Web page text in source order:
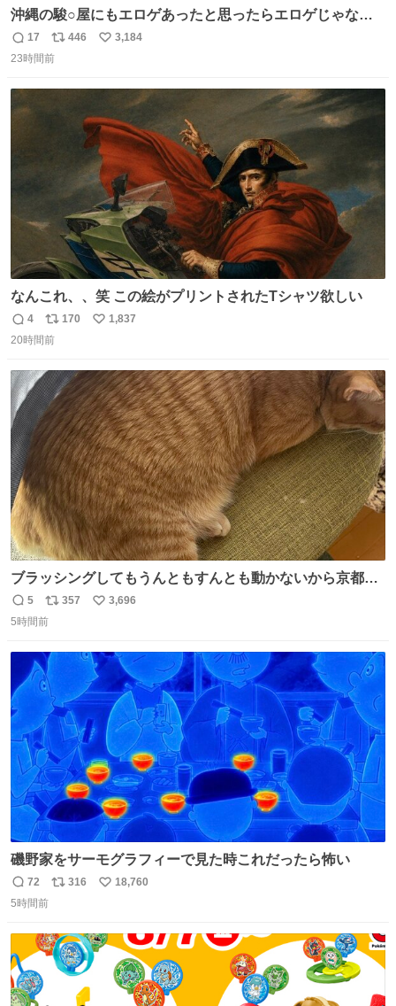
沖縄の駿○屋にもエロゲあったと思ったらエロゲじゃなか
った
返
信
17
リ
ポ
446
い
3,184
23時間前
なんこれ、、笑 この絵がプリントされたTシャツ欲しい
返
信
4
リ
ポ
ト
数
170
い
数
1,837
20時間前
ブラッシングしてもうんともすんとも動かないから京都の
寺にある庭みたいになってる
返
信
5
リ
ポ
ト
数
357
い
数
3,696
5時間前
磯野家をサーモグラフィーで見た時これだったら怖い
返
信
72
リ
ト
数
316
い
数
18,760
5時間前